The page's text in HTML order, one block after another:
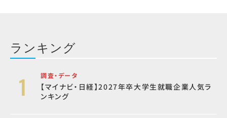
ランキング
調査・データ
【マイナビ・日経】2027年卒大学生就職企業人気ラ
ンキング